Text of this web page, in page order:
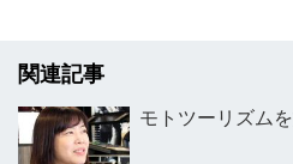
関連記事
モトツーリズム